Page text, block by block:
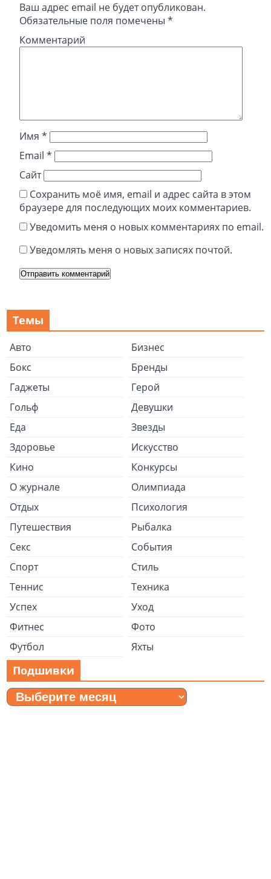
Ваш адрес email не будет опубликован.
Обязательные поля помечены*
Комментарий
Имя*
Email*
Сайт
Сохранить моё имя, email и адрес сайта в этом
браузере для последующих моих комментариев.
Уведомить меня о новых комментариях по email.
Уведомлять меня о новых записях почтой.
Темы
Авто
Бизнес
Бокс
Бренды
Гаджеты
Герой
Гольф
Девушки
Еда
Звезды
Здоровье
Искусство
Кино
Конкурсы
О журнале
Олимпиада
Отдых
Психология
Путешествия
Рыбалка
Секс
События
Спорт
Стиль
Теннис
Техника
Успех
Уход
Фитнес
Фото
Футбол
Яхты
Подшивки
Подшивки